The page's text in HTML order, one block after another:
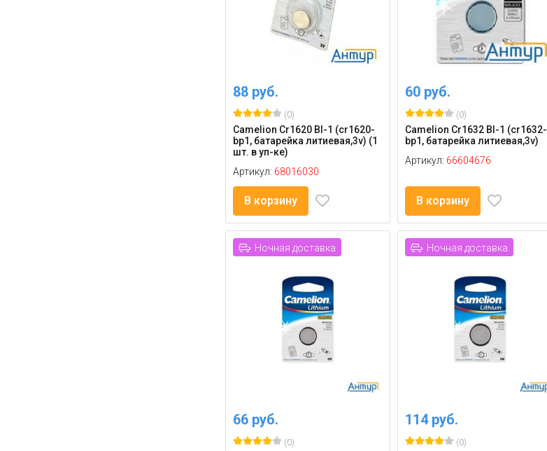
88 руб.
(0)
Camelion Cr1620 Bl-1 (cr1620-
bp1, батарейка литиевая,3v) (1
шт. в уп-ке)
Артикул: 68016030
В корзину
60 руб.
(0)
Camelion Cr1632 Bl-1 (cr1632-
bp1, батарейка литиевая,3v)
Артикул: 66604676
В корзину
Ночная доставка
66 руб.
(0)
Ночная доставка
114 руб.
(0)